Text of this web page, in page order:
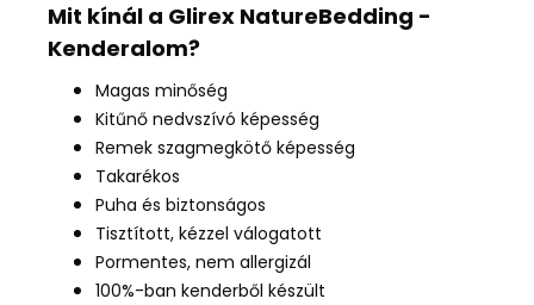
Mit kínál a Glirex NatureBedding -
Kenderalom?
Magas minőség
Kitűnő nedvszívó képesség
Remek szagmegkötő képesség
Takarékos
Puha és biztonságos
Tisztított, kézzel válogatott
Pormentes, nem allergizál
100%-ban kenderből készült